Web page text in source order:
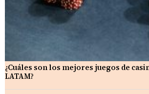
¿Cuáles son los mejores juegos de
LATAM?